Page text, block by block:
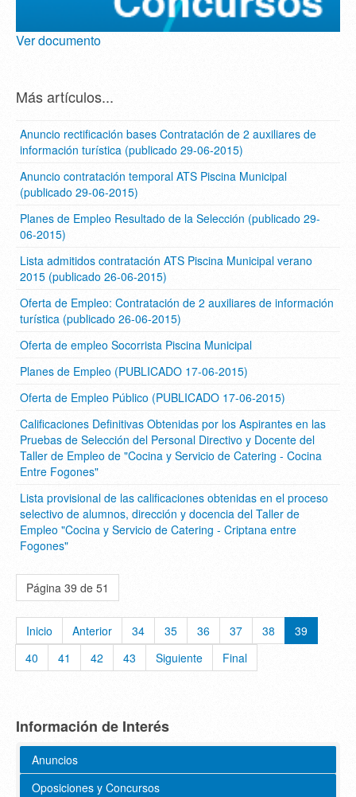
Ver documento
Más artículos...
Anuncio rectificación bases Contratación de 2 auxiliares de
información turística (publicado 29-06-2015)
Anuncio contratación temporal ATS Piscina Municipal
(publicado 29-06-2015)
Planes de Empleo Resultado de la Selección (publicado 29-
06-2015)
Lista admitidos contratación ATS Piscina Municipal verano
2015 (publicado 26-06-2015)
Oferta de Empleo: Contratación de 2 auxiliares de información
turística (publicado 26-06-2015)
Oferta de empleo Socorrista Piscina Municipal
Planes de Empleo (PUBLICADO 17-06-2015)
Oferta de Empleo Público (PUBLICADO 17-06-2015)
Calificaciones Definitivas Obtenidas por los Aspirantes en las
Pruebas de Selección del Personal Directivo y Docente del
Taller de Empleo de "Cocina y Servicio de Catering - Cocina
Entre Fogones"
Lista provisional de las calificaciones obtenidas en el proceso
selectivo de alumnos, dirección y docencia del Taller de
Empleo "Cocina y Servicio de Catering - Criptana entre
Fogones"
Página 39 de 51
Inicio Anterior 34 35 36 37 38
39
40
41 42 43 Siguiente Final
Información de Interés
Anuncios
Oposiciones y Concursos